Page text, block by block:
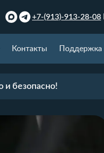
+7-(913)-913-28-08
Контакты Поддержка
и безопасно!